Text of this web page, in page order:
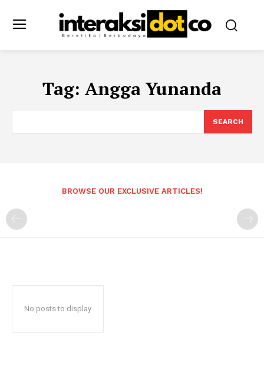
Tag: Angga Yunanda
SEARCH
BROWSE OUR EXCLUSIVE ARTICLES!
No posts to display